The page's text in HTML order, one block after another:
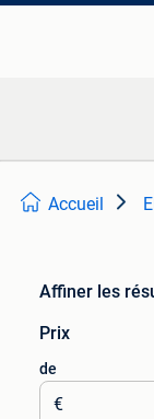
Accueil
Affiner les
Prix
de
€